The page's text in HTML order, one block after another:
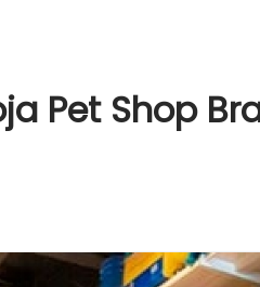
Pet Shop